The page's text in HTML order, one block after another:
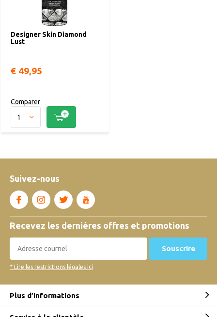
Designer Skin Diamond
Lust
€ 49,95
Comparer
Suivez-nous
Recevez les dernières offres et promotions
Souscrire
* Lire les restrictions légales ici
Plus d’informations